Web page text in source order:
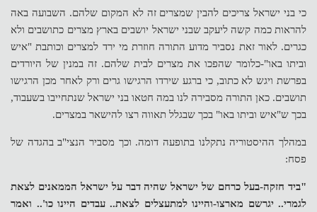
כי בני ישראל צריכים להבין שמצרים זה לא המקום שלהם. השבועה באה
להראות כמה קשה ליעקב שבני ישראל יושבים בארץ מצרים כתושבים ולא
כגרים. לאור זאת נסביר מדוע התורה חוזרת מי ירד למצרים וכותבת "איש
וביתו באו"-כלומר שהפכו את מצרים לבית שלהם. זה במנין של היורדים
בפרשת ויגש לא כתוב, כי ברגע שירדו הרגישו גרים ורק לאחר מכן הרגישו
תושבים. כאן התורה מסבירה לנו במה חטאו בני ישראל שנתחייבו בשעבוד,
בכך ש"איש וביתו באו" בכך שבגלל תאווה רצו להישאר במצרים.
במהלך ההיסטוריה נתקלנו בתופעה דומה. וכך מסביר הנצי"ב בהגדה של
פסח:
"ביד חזקה-בעל כרחם של ישראל שהיה דבר על ישראל הממאנים לצאת
לגמרי.. יגרשם מארצו-והיינו למתעצלים לצאת.. עבדים היינו כו'.. ואמר